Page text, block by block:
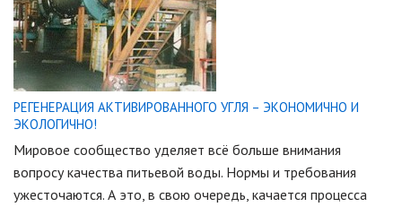
РЕГЕНЕРАЦИЯ АКТИВИРОВАННОГО УГЛЯ – ЭКОНОМИЧНО И
ЭКОЛОГИЧНО!
Мировое сообщество уделяет всё больше внимания
вопросу качества питьевой воды. Нормы и требования
ужесточаются. А это, в свою очередь, качается процесса